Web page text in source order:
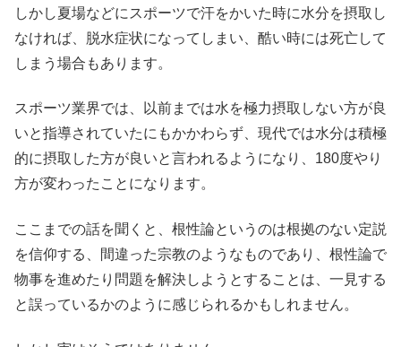
しかし夏場などにスポーツで汗をかいた時に水分を摂取し
なければ、脱水症状になってしまい、酷い時には死亡して
しまう場合もあります。
スポーツ業界では、以前までは水を極力摂取しない方が良
いと指導されていたにもかかわらず、現代では水分は積極
的に摂取した方が良いと言われるようになり、180度やり
方が変わったことになります。
ここまでの話を聞くと、根性論というのは根拠のない定説
を信仰する、間違った宗教のようなものであり、根性論で
物事を進めたり問題を解決しようとすることは、一見する
と誤っているかのように感じられるかもしれません。